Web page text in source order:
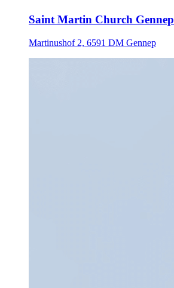
Saint Martin Church Gennep
Martinushof 2, 6591 DM Gennep